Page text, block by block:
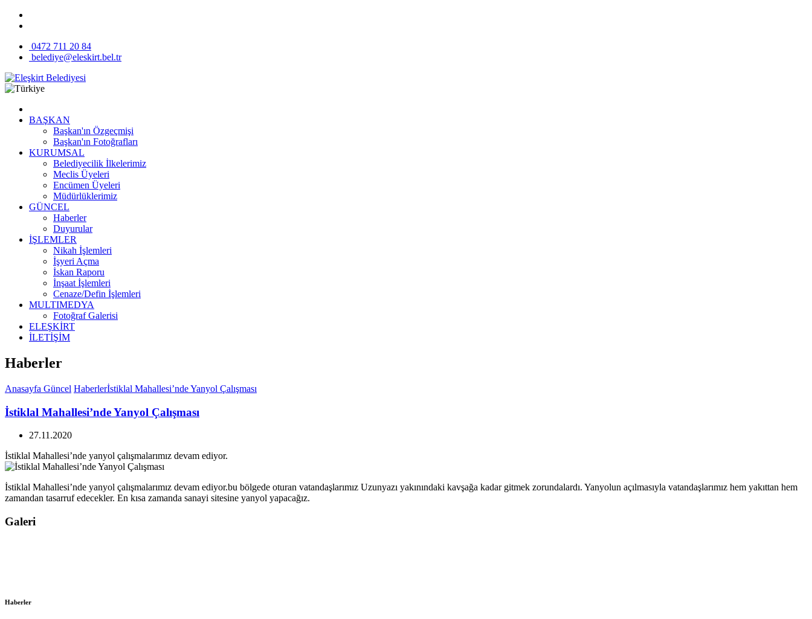
0472 711 20 84
belediye@eleskirt.bel.tr
BAŞKAN
Başkan'ın Özgeçmişi
Başkan'ın Fotoğrafları
KURUMSAL
Belediyecilik İlkelerimiz
Meclis Üyeleri
Encümen Üyeleri
Müdürlüklerimiz
GÜNCEL
Haberler
Duyurular
İŞLEMLER
Nikah İşlemleri
İşyeri Açma
İskan Raporu
İnşaat İşlemleri
Cenaze/Defin İşlemleri
MULTIMEDYA
Fotoğraf Galerisi
ELEŞKİRT
İLETİŞİM
Haberler
Anasayfa Güncel Haberlerİstiklal Mahallesi’nde Yanyol Çalışması
İstiklal Mahallesi’nde Yanyol Çalışması
27.11.2020
İstiklal Mahallesi’nde yanyol çalışmalarımız devam ediyor.
İstiklal Mahallesi’nde yanyol çalışmalarımız devam ediyor.bu bölgede oturan vatandaşlarımız Uzunyazı yakınındaki kavşağa kadar gitmek zorundalardı. Yanyolun açılmasıyla vatandaşlarımız hem yakıttan hem
zamandan tasarruf edecekler. En kısa zamanda sanayi sitesine yanyol yapacağız.
Galeri
Haberler